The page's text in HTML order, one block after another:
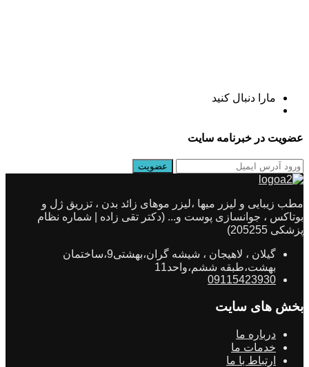
مارا دنبال کنید
عضویت در خبرنامه سایت
مطب زیبایی و لیزر میها ،لیزر موهای زائد بدن ، تزریق ژل و
بوتاکس ، جوانسازی پوست و... (دکتر تقی زاده | شماره نظام
پزشکی 205255)
گیلان ، لاهیجان ، شیشه گران،بهشتی9،ساختمان
بهشت،طبقه ششم،واحد11
09115423930
بخش های سایت
درباره ما
خدمات ما
ارتباط با ما